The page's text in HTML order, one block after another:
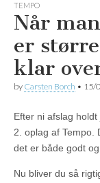
TEMPO
Når
er
klar
by Carsten Borch • 15/
Efter ni afslag
2. oplag af
det er både godt og
Nu bliver du så